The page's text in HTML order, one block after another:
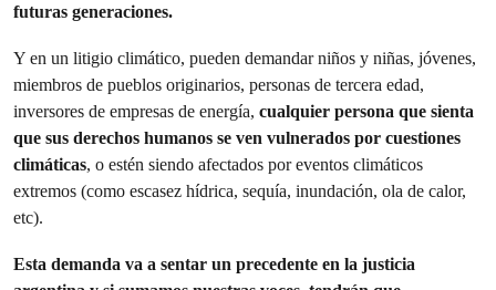
futuras generaciones.
Y en un litigio climático, pueden demandar niños y niñas, jóvenes,
miembros de pueblos originarios, personas de tercera edad,
inversores de empresas de energía, cualquier persona que sienta
que sus derechos humanos se ven vulnerados por cuestiones
climáticas, o estén siendo afectados por eventos climáticos
extremos (como escasez hídrica, sequía, inundación, ola de calor,
etc).
Esta demanda va a sentar un precedente en la justicia